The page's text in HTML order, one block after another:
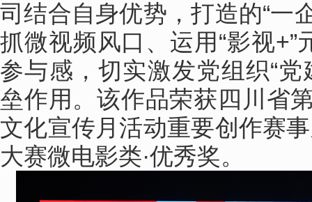
司结合自身优势，打造的“一
抓微视频风口、运用“影视
参与感，切实激发党组织“
垒作用。该作品荣获四川省
文化宣传月活动重要创作赛
大赛微电影类·优秀奖。